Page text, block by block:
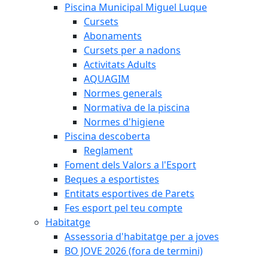
Piscina Municipal Miguel Luque
Cursets
Abonaments
Cursets per a nadons
Activitats Adults
AQUAGIM
Normes generals
Normativa de la piscina
Normes d'higiene
Piscina descoberta
Reglament
Foment dels Valors a l'Esport
Beques a esportistes
Entitats esportives de Parets
Fes esport pel teu compte
Habitatge
Assessoria d'habitatge per a joves
BO JOVE 2026 (fora de termini)